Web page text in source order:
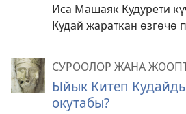
Иса Машаяк Кудурети
Кудай жараткан өзгөчө
СУРООЛОР ЖАНА
Ыйык Китеп
окутабы?